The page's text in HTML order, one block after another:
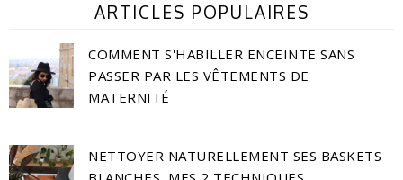
ARTICLES POPULAIRES
COMMENT S'HABILLER ENCEINTE SANS
PASSER PAR LES VÊTEMENTS DE
MATERNITÉ
NETTOYER NATURELLEMENT SES BASKETS